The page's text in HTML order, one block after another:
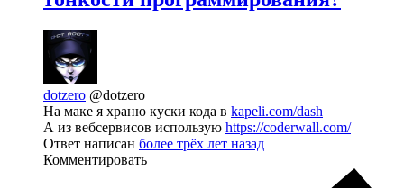
dotzero @dotzero
На маке я храню куски кода в kapeli.com/dash
А из вебсервисов использую https://coderwall.com/
Ответ написан более трёх лет назад
Комментировать